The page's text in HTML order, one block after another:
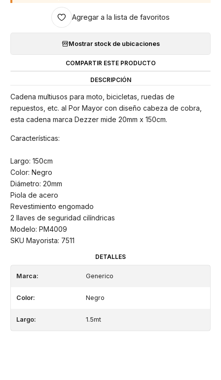
Agregar a la lista de favoritos
Mostrar stock de ubicaciones
COMPARTIR ESTE PRODUCTO
DESCRIPCIÓN
Cadena multiusos para moto, bicicletas, ruedas de
repuestos, etc. al Por Mayor con diseño cabeza de cobra,
esta cadena marca Dezzer mide 20mm x 150cm.
Características:
Largo: 150cm
Color: Negro
Diámetro: 20mm
Piola de acero
Revestimiento engomado
2 llaves de seguridad cilíndricas
Modelo: PM4009
SKU Mayorista: 7511
DETALLES
Marca: Generico
Color: Negro
Largo: 1.5mt